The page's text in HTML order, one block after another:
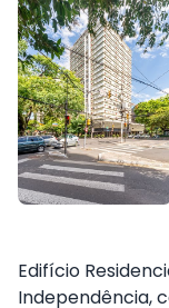
Edifício
Independência,